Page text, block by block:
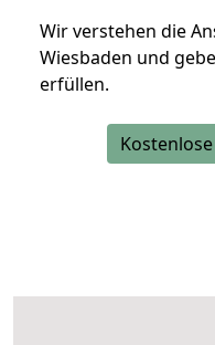
Wir verstehen die
Wiesbaden und
erfüllen.